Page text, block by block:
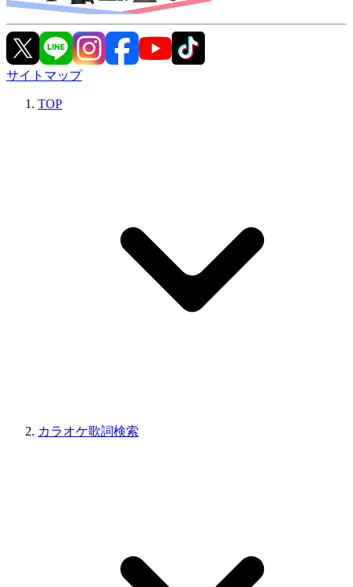
サイトマップ
TOP
カラオケ歌詞検索